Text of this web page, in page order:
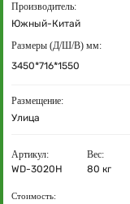
Производитель:
Южный-Китай
Размеры (Д/Ш/В) мм:
3450*716*1550
Размещение:
Улица
Артикул:
WD-3020H
Вес:
80 кг
Стоимость: